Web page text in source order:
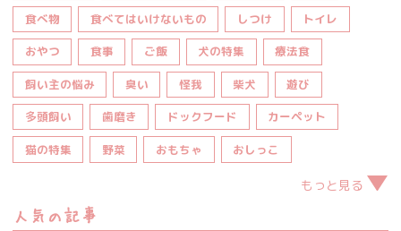
食べ物 食べてはいけないもの しつけ トイレ
おやつ 食事 ご飯 犬の特集 療法食
飼い主の悩み 臭い 怪我 柴犬 遊び
多頭飼い 歯磨き ドックフード カーペット
猫の特集 野菜 おもちゃ おしっこ
もっと見る
人気の記事